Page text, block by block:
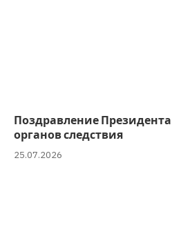
Поздравление
органов следствия
25.07.2026